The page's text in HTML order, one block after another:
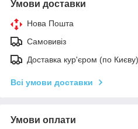
Умови доставки
Нова Пошта
Самовивіз
Доставка кур'єром (по Києву)
Всі умови доставки
Умови оплати